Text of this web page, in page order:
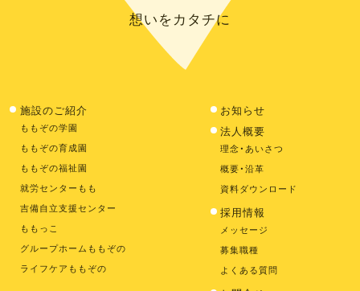
想いをカタチに
施設のご紹介
ももぞの学園
ももぞの育成園
ももぞの福祉園
就労センターもも
吉備自立支援センター
ももっこ
グループホームももぞの
ライフケアももぞの
お知らせ
法人概要
理念・あいさつ
概要・沿革
資料ダウンロード
採用情報
メッセージ
募集職種
よくある質問